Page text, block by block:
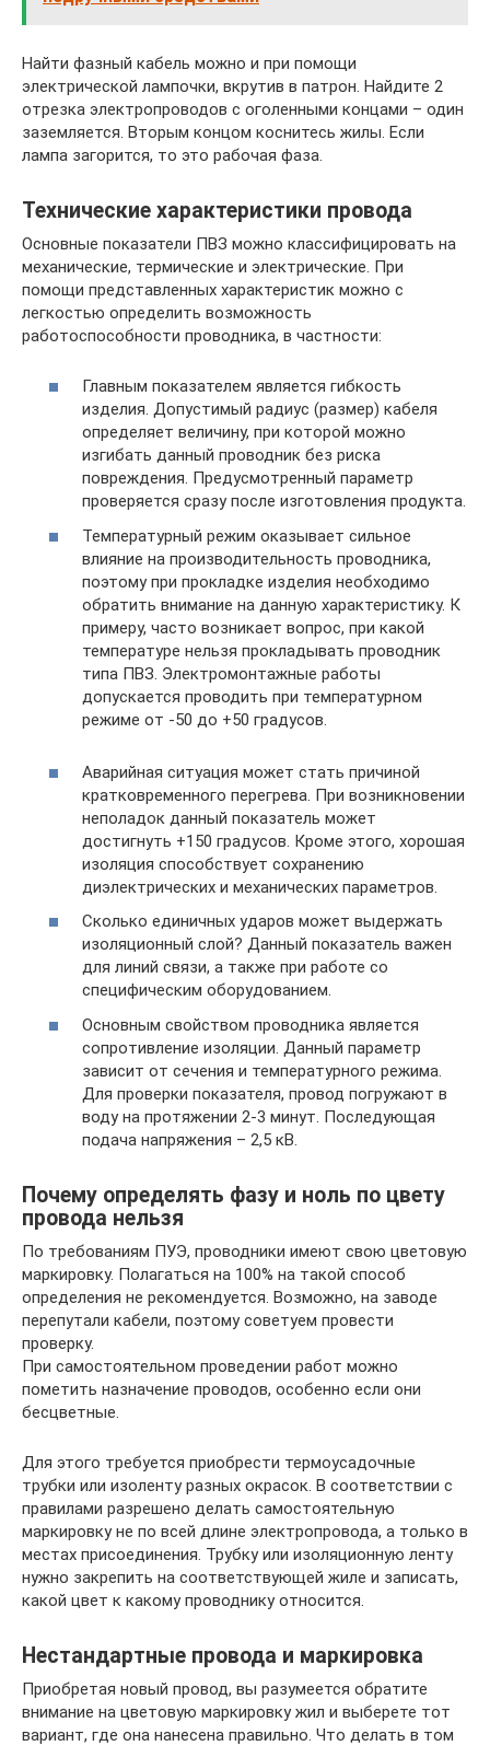
Найти фазный кабель можно и при помощи
электрической лампочки, вкрутив в патрон. Найдите 2
отрезка электропроводов с оголенными концами – один
заземляется. Вторым концом коснитесь жилы. Если
лампа загорится, то это рабочая фаза.
Технические характеристики провода
Основные показатели ПВЗ можно классифицировать на
механические, термические и электрические. При
помощи представленных характеристик можно с
легкостью определить возможность
работоспособности проводника, в частности:
Главным показателем является гибкость
изделия. Допустимый радиус (размер) кабеля
определяет величину, при которой можно
изгибать данный проводник без риска
повреждения. Предусмотренный параметр
проверяется сразу после изготовления продукта.
Температурный режим оказывает сильное
влияние на производительность проводника,
поэтому при прокладке изделия необходимо
обратить внимание на данную характеристику. К
примеру, часто возникает вопрос, при какой
температуре нельзя прокладывать проводник
типа ПВЗ. Электромонтажные работы
допускается проводить при температурном
режиме от -50 до +50 градусов.
Аварийная ситуация может стать причиной
кратковременного перегрева. При возникновении
неполадок данный показатель может
достигнуть +150 градусов. Кроме этого, хорошая
изоляция способствует сохранению
диэлектрических и механических параметров.
Сколько единичных ударов может выдержать
изоляционный слой? Данный показатель важен
для линий связи, а также при работе со
специфическим оборудованием.
Основным свойством проводника является
сопротивление изоляции. Данный параметр
зависит от сечения и температурного режима.
Для проверки показателя, провод погружают в
воду на протяжении 2-3 минут. Последующая
подача напряжения – 2,5 кВ.
Почему определять фазу и ноль по цвету
провода нельзя
По требованиям ПУЭ, проводники имеют свою цветовую
маркировку. Полагаться на 100% на такой способ
определения не рекомендуется. Возможно, на заводе
перепутали кабели, поэтому советуем провести
проверку.
При самостоятельном проведении работ можно
пометить назначение проводов, особенно если они
бесцветные.
Для этого требуется приобрести термоусадочные
трубки или изоленту разных окрасок. В соответствии с
правилами разрешено делать самостоятельную
маркировку не по всей длине электропровода, а только в
местах присоединения. Трубку или изоляционную ленту
нужно закрепить на соответствующей жиле и записать,
какой цвет к какому проводнику относится.
Нестандартные провода и маркировка
Приобретая новый провод, вы разумеется обратите
внимание на цветовую маркировку жил и выберете тот
вариант, где она нанесена правильно. Что делать в том